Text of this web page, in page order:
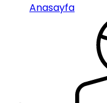
Anasayfa